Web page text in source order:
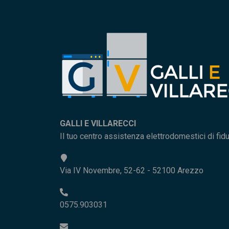
GALLI E VILLARECCI
Il tuo centro assistenza elettrodomestici di
Via IV Novembre, 52-62 - 52100 Arezzo
0575.903031